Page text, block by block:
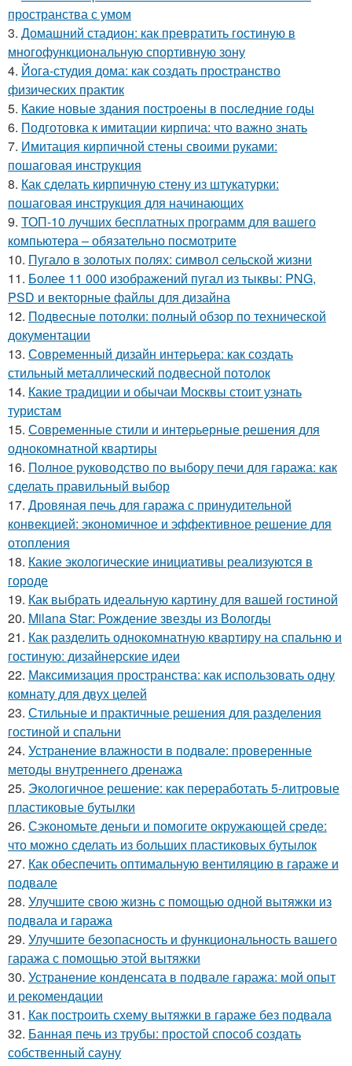
пространства с умом
3. Домашний стадион: как превратить гостиную в
многофункциональную спортивную зону
4. Йога-студия дома: как создать пространство
физических практик
5. Какие новые здания построены в последние годы
6. Подготовка к имитации кирпича: что важно знать
7. Имитация кирпичной стены своими руками:
пошаговая инструкция
8. Как сделать кирпичную стену из штукатурки:
пошаговая инструкция для начинающих
9. ТОП-10 лучших бесплатных программ для вашего
компьютера – обязательно посмотрите
10. Пугало в золотых полях: символ сельской жизни
11. Более 11 000 изображений пугал из тыквы: PNG,
PSD и векторные файлы для дизайна
12. Подвесные потолки: полный обзор по технической
документации
13. Современный дизайн интерьера: как создать
стильный металлический подвесной потолок
14. Какие традиции и обычаи Москвы стоит узнать
туристам
15. Современные стили и интерьерные решения для
однокомнатной квартиры
16. Полное руководство по выбору печи для гаража: как
сделать правильный выбор
17. Дровяная печь для гаража с принудительной
конвекцией: экономичное и эффективное решение для
отопления
18. Какие экологические инициативы реализуются в
городе
19. Как выбрать идеальную картину для вашей гостиной
20. Milana Star: Рождение звезды из Вологды
21. Как разделить однокомнатную квартиру на спальню и
гостиную: дизайнерские идеи
22. Максимизация пространства: как использовать одну
комнату для двух целей
23. Стильные и практичные решения для разделения
гостиной и спальни
24. Устранение влажности в подвале: проверенные
методы внутреннего дренажа
25. Экологичное решение: как переработать 5-литровые
пластиковые бутылки
26. Сэкономьте деньги и помогите окружающей среде:
что можно сделать из больших пластиковых бутылок
27. Как обеспечить оптимальную вентиляцию в гараже и
подвале
28. Улучшите свою жизнь с помощью одной вытяжки из
подвала и гаража
29. Улучшите безопасность и функциональность вашего
гаража с помощью этой вытяжки
30. Устранение конденсата в подвале гаража: мой опыт
и рекомендации
31. Как построить схему вытяжки в гараже без подвала
32. Банная печь из трубы: простой способ создать
собственный сауну